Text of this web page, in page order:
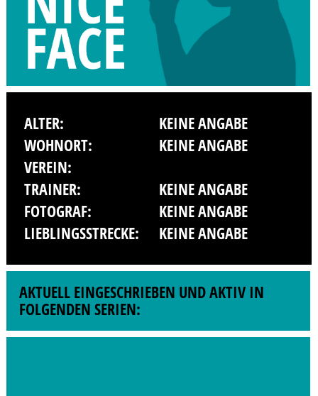
ALTER:
KEINE ANGABE
WOHNORT:
KEINE ANGABE
VEREIN:
TRAINER:
KEINE ANGABE
FOTOGRAF:
KEINE ANGABE
LIEBLINGSSTRECKE:
KEINE ANGABE
AKTUELL EINGESCHRIEBEN UND AKTIV IN
FOLGENDEN SERIEN: